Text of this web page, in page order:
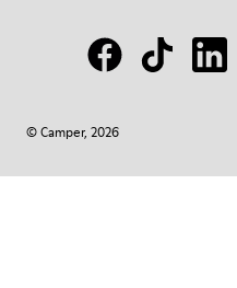
© Camper, 2026